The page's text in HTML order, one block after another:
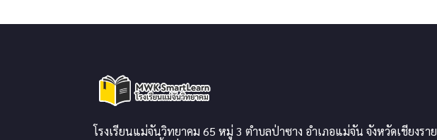
โรงเรียนแม่จันวิทยาคม 65 หมู่ 3 ตำบลป่าซาง อำเภอแม่จัน จังหวัดเชียงราย